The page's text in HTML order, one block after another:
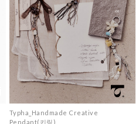
Typha_Handmade Creative
Pendant(키링)